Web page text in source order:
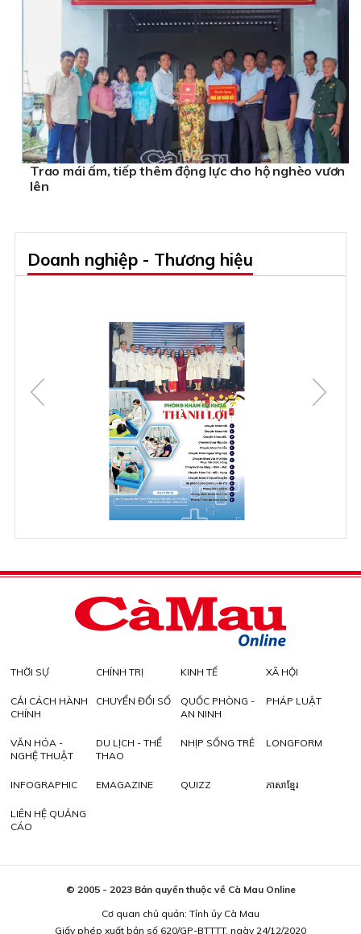
Trao mái ấm, tiếp thêm động lực cho hộ nghèo vươn
lên
Doanh nghiệp - Thương hiệu
THỜI SỰ CHÍNH TRỊ KINH TẾ XÃ HỘI
CẢI CÁCH HÀNH
CHÍNH
CHUYỂN ĐỔI SỐ
QUỐC PHÒNG -
AN NINH
PHÁP LUẬT
VĂN HÓA -
NGHỆ THUẬT
DU LỊCH - THỂ
THAO
NHỊP SỐNG TRẺ LONGFORM
INFOGRAPHIC EMAGAZINE QUIZZ ភាសាខ្មែរ
LIÊN HỆ QUẢNG
CÁO
© 2005 - 2023 Bản quyền thuộc về Cà Mau Online
Cơ quan chủ quản: Tỉnh ủy Cà Mau
Giấy phép xuất bản số 620/GP-BTTTT, ngày 24/12/2020